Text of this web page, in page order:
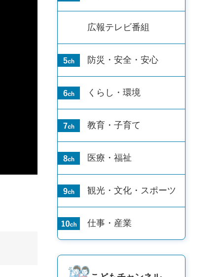
広報テレビ番組
防災・安全・安心
くらし・環境
教育・子育て
医療・福祉
観光・文化・ スポーツ
仕事・産業